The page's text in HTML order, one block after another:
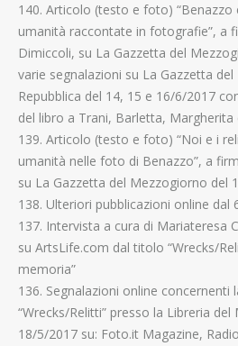
140. Articolo (testo e foto) “Benazzo
umanità raccontate in fotografie”, a
Dimiccoli, su La Gazzetta del
varie segnalazioni su La Gazzetta
Repubblica del 14, 15 e 16/6/2017
del libro a Trani, Barletta, Margherita
139. Articolo (testo e foto) “Noi e i
umanità nelle foto di Benazzo”, a
su La Gazzetta del Mezzogiorno del
138. Ulteriori pubblicazioni online dal
137. Intervista a cura di Mariateresa
su ArtsLife.com dal titolo “Wrecks/
memoria”
136. Segnalazioni online concernenti
“Wrecks/Relitti” presso la Libreria
18/5/2017 su: Foto.it Magazine,